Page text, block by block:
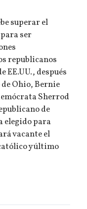
superar el
ser
republicanos
EE.UU., después
Ohio, Bernie
Sherrod
de
elegido para
vacante el
y último